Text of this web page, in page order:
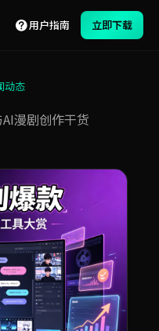
用户指南 立即下载
动态
漫剧创作干货